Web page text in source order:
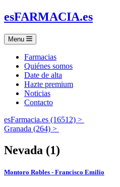
esFARMACIA.es
Menu
Farmacias
Quiénes somos
Date de alta
Hazte premium
Noticias
Contacto
esFarmacia.es (16512) >
Granada (264) >
Nevada (1)
Montoro Robles - Francisco Emilio